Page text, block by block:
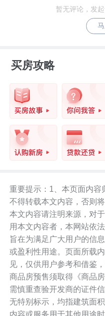
暂无评论，发
买房攻略
重要提示：1、本页面内
不得转载本文内容，否则
本文内容请注明来源，对
用本文内容者，本网站依
旨在为满足广大用户的信
或盈利性用途。页面所载
见，仅供用户参考和借鉴
商品房预售须取得《商品
需慎重查验开发商的证件
无特别标示，均指建筑面
内容或服务用于其他用途